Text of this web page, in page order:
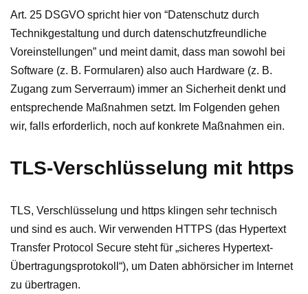
Art. 25 DSGVO spricht hier von “Datenschutz durch
Technikgestaltung und durch datenschutzfreundliche
Voreinstellungen” und meint damit, dass man sowohl bei
Software (z. B. Formularen) also auch Hardware (z. B.
Zugang zum Serverraum) immer an Sicherheit denkt und
entsprechende Maßnahmen setzt. Im Folgenden gehen
wir, falls erforderlich, noch auf konkrete Maßnahmen ein.
TLS-Verschlüsselung mit https
TLS, Verschlüsselung und https klingen sehr technisch
und sind es auch. Wir verwenden HTTPS (das Hypertext
Transfer Protocol Secure steht für „sicheres Hypertext-
Übertragungsprotokoll“), um Daten abhörsicher im Internet
zu übertragen.